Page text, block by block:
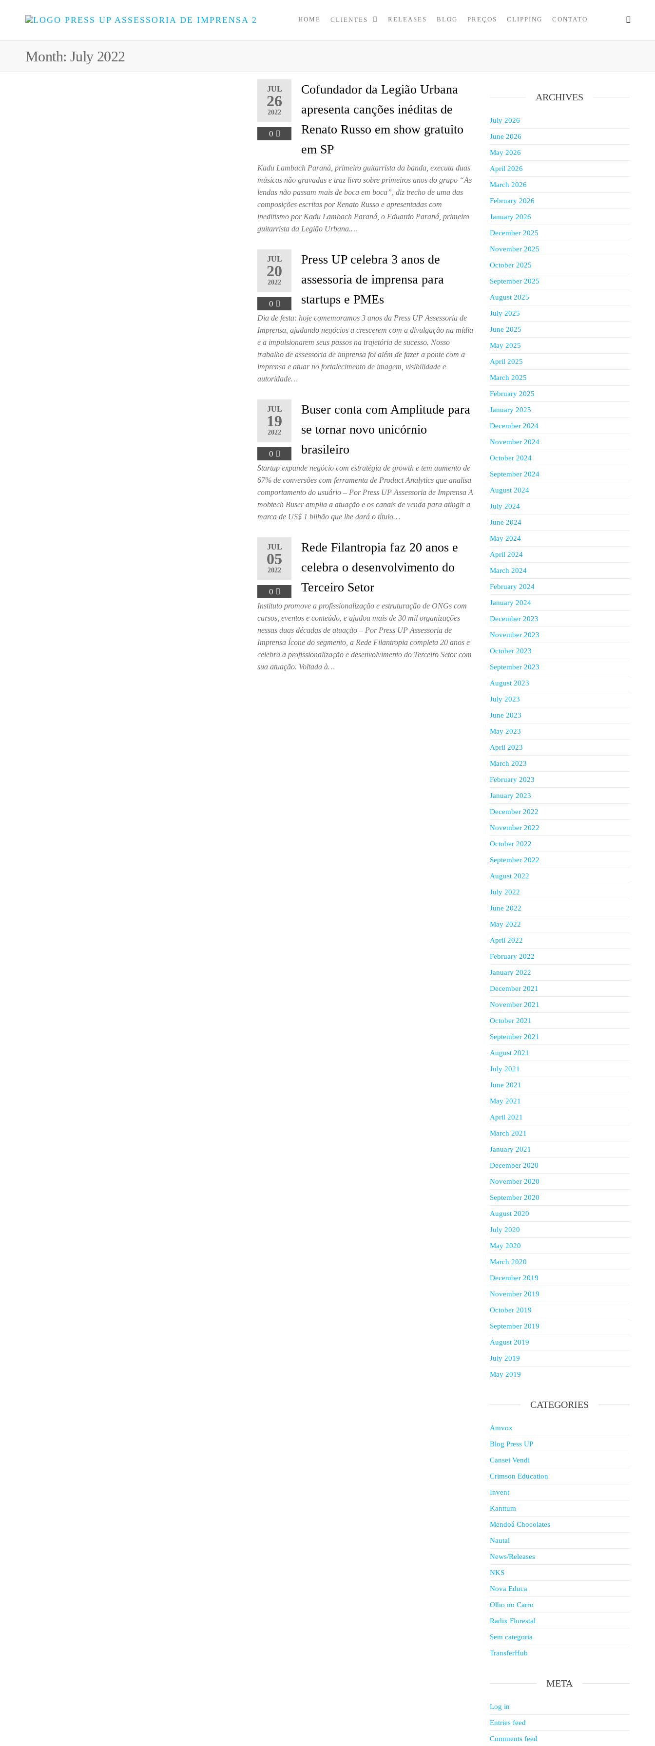
UP
Pequenas
Empresas
HOME CLIENTES RELEASES BLOG PREÇOS CLIPPING CONTATO
Month: July 2022
JUL
26
2022
0
Cofundador da Legião Urbana
apresenta canções inéditas de
Renato Russo em show gratuito
em SP
Kadu Lambach Paraná, primeiro guitarrista da banda, executa duas
músicas não gravadas e traz livro sobre primeiros anos do grupo “As
lendas não passam mais de boca em boca”, diz trecho de uma das
composições escritas por Renato Russo e apresentadas com
ineditismo por Kadu Lambach Paraná, o Eduardo Paraná, primeiro
guitarrista da Legião Urbana.…
JUL
20
2022
0
Press UP celebra 3 anos de
assessoria de imprensa para
startups e PMEs
Dia de festa: hoje comemoramos 3 anos da Press UP Assessoria de
Imprensa, ajudando negócios a crescerem com a divulgação na mídia
e a impulsionarem seus passos na trajetória de sucesso. Nosso
trabalho de assessoria de imprensa foi além de fazer a ponte com a
imprensa e atuar no fortalecimento de imagem, visibilidade e
autoridade…
JUL
19
2022
0
Buser conta com Amplitude para
se tornar novo unicórnio
brasileiro
Startup expande negócio com estratégia de growth e tem aumento de
67% de conversões com ferramenta de Product Analytics que analisa
comportamento do usuário – Por Press UP Assessoria de Imprensa A
mobtech Buser amplia a atuação e os canais de venda para atingir a
marca de US$ 1 bilhão que lhe dará o título…
JUL
05
2022
0
Rede Filantropia faz 20 anos e
celebra o desenvolvimento do
Terceiro Setor
Instituto promove a profissionalização e estruturação de ONGs com
cursos, eventos e conteúdo, e ajudou mais de 30 mil organizações
nessas duas décadas de atuação – Por Press UP Assessoria de
Imprensa Ícone do segmento, a Rede Filantropia completa 20 anos e
celebra a profissionalização e desenvolvimento do Terceiro Setor com
sua atuação. Voltada à…
ARCHIVES
July 2026
June 2026
May 2026
April 2026
March 2026
February 2026
January 2026
December 2025
November 2025
October 2025
September 2025
August 2025
July 2025
June 2025
May 2025
April 2025
March 2025
February 2025
January 2025
December 2024
November 2024
October 2024
September 2024
August 2024
July 2024
June 2024
May 2024
April 2024
March 2024
February 2024
January 2024
December 2023
November 2023
October 2023
September 2023
August 2023
July 2023
June 2023
May 2023
April 2023
March 2023
February 2023
January 2023
December 2022
November 2022
October 2022
September 2022
August 2022
July 2022
June 2022
May 2022
April 2022
February 2022
January 2022
December 2021
November 2021
October 2021
September 2021
August 2021
July 2021
June 2021
May 2021
April 2021
March 2021
January 2021
December 2020
November 2020
September 2020
August 2020
July 2020
May 2020
March 2020
December 2019
November 2019
October 2019
September 2019
August 2019
July 2019
May 2019
CATEGORIES
Amvox
Blog Press UP
Cansei Vendi
Crimson Education
Invent
Kanttum
Mendoá Chocolates
Nautal
News/Releases
NKS
Nova Educa
Olho no Carro
Radix Florestal
Sem categoria
TransferHub
META
Log in
Entries feed
Comments feed